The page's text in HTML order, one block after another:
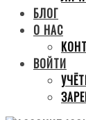
БЛОГ
О НАС
ВОЙТИ